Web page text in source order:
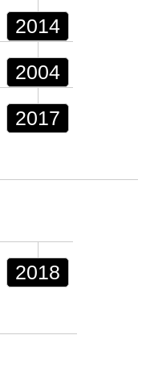
2014
2004
2017
2018